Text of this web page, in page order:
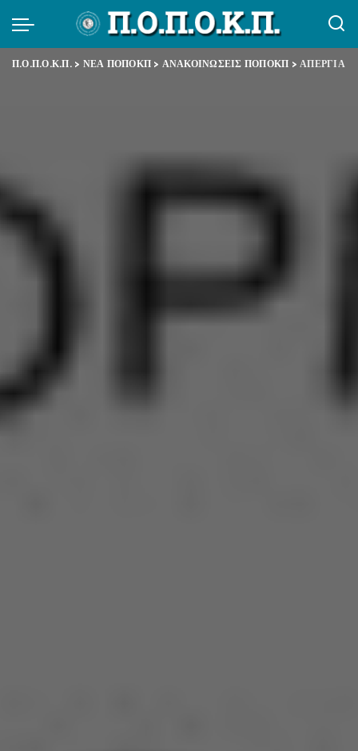
Π.Ο.Π.Ο.Κ.Π.> ΝΕΑ ΠΟΠΟΚΠ > ΑΝΑΚΟΙΝΩΣΕΙΣ ΠΟΠΟΚΠ >ΑΠΕΡΓΙΑ